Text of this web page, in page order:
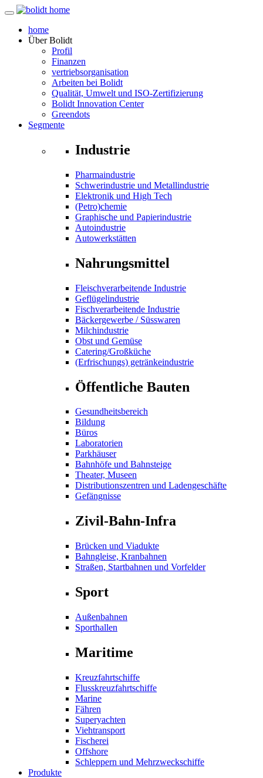
home
ÜberBolidt
Profil
Finanzen
vertriebsorganisation
Arbeiten bei Bolidt
Qualität, Umwelt und ISO-Zertifizierung
Bolidt Innovation Center
Greendots
Segmente
Industrie
Pharmaindustrie
Schwerindustrie und Metallindustrie
Elektronik und High Tech
(Petro)chemie
Graphische und Papierindustrie
Autoindustrie
Autowerkstätten
Nahrungsmittel
Fleischverarbeitende Industrie
Geflügelindustrie
Fischverarbeitende Industrie
Bäckergewerbe / Süsswaren
Milchindustrie
Obst und Gemüse
Catering/Großküche
(Erfrischungs) getränkeindustrie
Öffentliche Bauten
Gesundheitsbereich
Bildung
Büros
Laboratorien
Parkhäuser
Bahnhöfe und Bahnsteige
Theater, Museen
Distributionszentren und Ladengeschäfte
Gefängnisse
Zivil-Bahn-Infra
Brücken und Viadukte
Bahngleise, Kranbahnen
Straßen, Startbahnen und Vorfelder
Sport
Außenbahnen
Sporthallen
Maritime
Kreuzfahrtschiffe
Flusskreuzfahrtschiffe
Marine
Fähren
Superyachten
Viehtransport
Fischerei
Offshore
Schleppern und Mehrzweckschiffe
Produkte